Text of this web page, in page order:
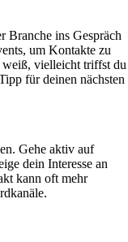
Branche ins Gespräch
um Kontakte zu
weiß, vielleicht triffst du
für deinen nächsten
Gehe aktiv auf
dein Interesse an
kann oft mehr